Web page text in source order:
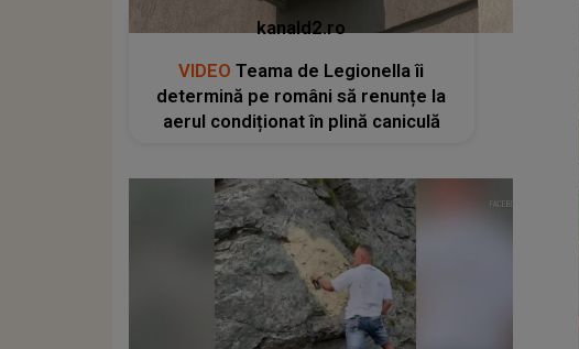
kanald2.ro
VIDEO Teama de Legionella îi
determină pe români să renunțe la
aerul condiționat în plină caniculă